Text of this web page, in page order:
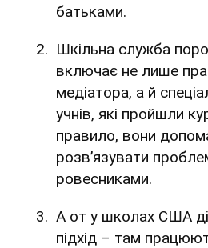
батьками.
Шкільна служба
включає не лише
медіатора, а й
учнів, які пройшли
правило, вони
розв’язувати
ровесниками.
А от у школах США
підхід – там